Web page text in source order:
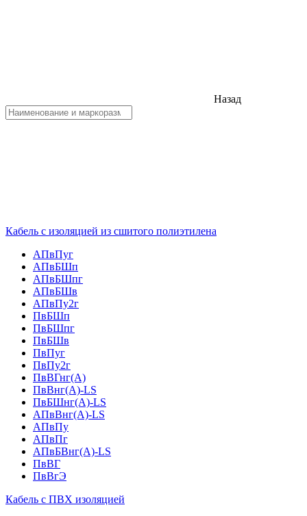
Назад
Кабель с изоляцией из сшитого полиэтилена
АПвПуг
АПвБШп
АПвБШпг
АПвБШв
АПвПу2г
ПвБШп
ПвБШпг
ПвБШв
ПвПуг
ПвПу2г
ПвВГнг(А)
ПвВнг(А)-LS
ПвБШнг(А)-LS
АПвВнг(А)-LS
АПвПу
АПвПг
АПвБВнг(А)-LS
ПвВГ
ПвВгЭ
Кабель с ПВХ изоляцией